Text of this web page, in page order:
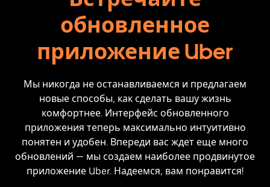
обновленное
приложение Uber
Мы никогда не останавливаемся и предлагаем
новые способы, как сделать вашу жизнь
комфортнее. Интерфейс обновленного
приложения теперь максимально интуитивно
понятен и удобен. Впереди вас ждет еще много
обновлений — мы создаем наиболее продвинутое
приложение Uber. Надеемся, вам понравится!